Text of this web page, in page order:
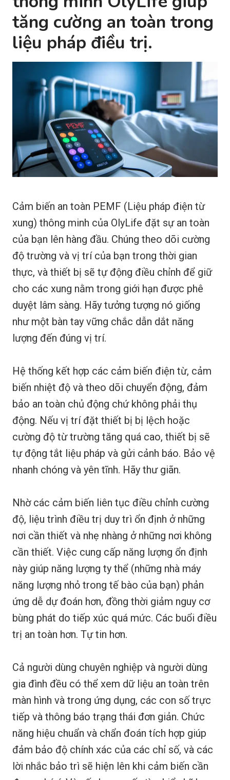
tăng cường an toàn trong
liệu pháp điều trị.
Cảm biến an toàn PEMF (Liệu pháp điện từ
xung) thông minh của OlyLife đặt sự an toàn
của bạn lên hàng đầu. Chúng theo dõi cường
độ trường và vị trí của bạn trong thời gian
thực, và thiết bị sẽ tự động điều chỉnh để giữ
cho các xung nằm trong giới hạn được phê
duyệt lâm sàng. Hãy tưởng tượng nó giống
như một bàn tay vững chắc dẫn dắt năng
lượng đến đúng vị trí.
Hệ thống kết hợp các cảm biến điện từ, cảm
biến nhiệt độ và theo dõi chuyển động, đảm
bảo an toàn chủ động chứ không phải thụ
động. Nếu vị trí đặt thiết bị bị lệch hoặc
cường độ từ trường tăng quá cao, thiết bị sẽ
tự động tắt liệu pháp và gửi cảnh báo. Bảo vệ
nhanh chóng và yên tĩnh. Hãy thư giãn.
Nhờ các cảm biến liên tục điều chỉnh cường
độ, liệu trình điều trị duy trì ổn định ở những
nơi cần thiết và nhẹ nhàng ở những nơi không
cần thiết. Việc cung cấp năng lượng ổn định
này giúp năng lượng ty thể (những nhà máy
năng lượng nhỏ trong tế bào của bạn) phản
ứng dễ dự đoán hơn, đồng thời giảm nguy cơ
bùng phát do tiếp xúc quá mức. Các buổi điều
trị an toàn hơn. Tự tin hơn.
Cả người dùng chuyên nghiệp và người dùng
gia đình đều có thể xem dữ liệu an toàn trên
màn hình và trong ứng dụng, các con số trực
tiếp và thông báo trạng thái đơn giản. Chức
năng hiệu chuẩn và chẩn đoán tích hợp giúp
đảm bảo độ chính xác của các chỉ số, và các
lời nhắc bảo trì sẽ hiện lên khi cảm biến cần